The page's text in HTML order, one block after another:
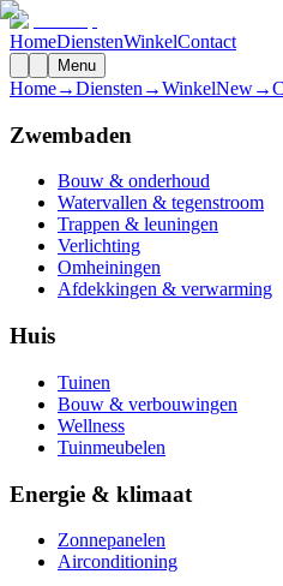
HomeDienstenWinkelContact
Menu
Home→Diensten →WinkelNew→
Zwembaden
Bouw & onderhoud
Watervallen & tegenstroom
Trappen & leuningen
Verlichting
Omheiningen
Afdekkingen & verwarming
Huis
Tuinen
Bouw & verbouwingen
Wellness
Tuinmeubelen
Energie & klimaat
Zonnepanelen
Airconditioning